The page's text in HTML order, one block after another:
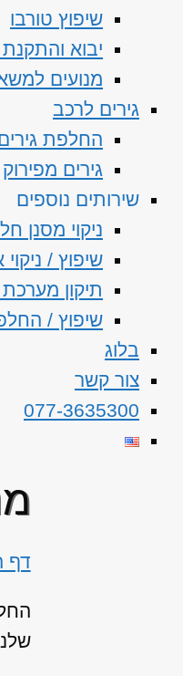
שיפוץ טורבו
יבוא והתקנת
מנועים
גירים לרכב
החלפת
גירים מפירוק
שירותים נוספים
ניקוי מסנן
שיפוץ / ניקוי
תיקון מערכת ABS
שיפוץ /
בלוג
צור קשר
077-3635300
דף